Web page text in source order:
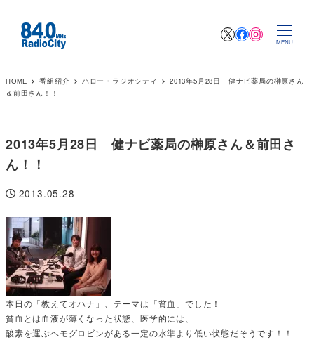
XFacebook
MENU
HOME 番組紹介 ハロー・ラジオシティ
2013年5月28日 健ナビ薬局の榊原さん
＆前田さん！！
2013年5月28日 健ナビ薬局の榊原さん＆前田さ
ん！！
投稿日
2013.05.28
本日の「教えてオハナ」、テーマは「貧血」でした！
貧血とは血液が薄くなった状態、医学的には、
酸素を運ぶヘモグロビンがある一定の水準より低い状態だそうです！！